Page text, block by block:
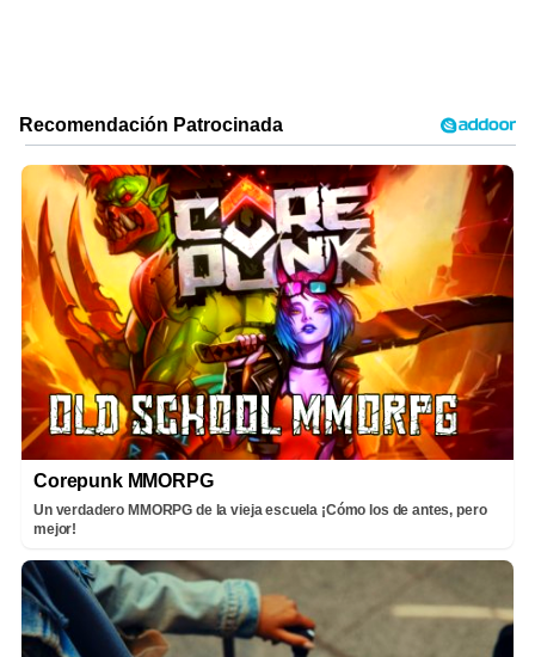
Corepunk MMORPG
Un verdadero MMORPG de la vieja escuela ¡Cómo los de antes, pero
mejor!